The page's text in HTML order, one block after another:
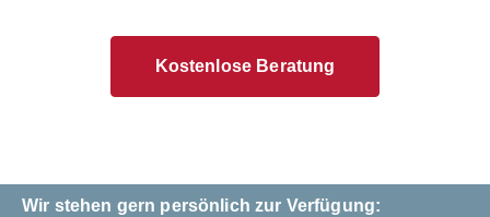
Kostenlose Beratung
Wir stehen gern persönlich zur Verfügung: